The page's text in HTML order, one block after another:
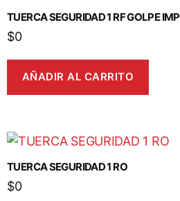
TUERCA SEGURIDAD 1 RF GOLPE IMP
$0
AÑADIR AL CARRITO
TUERCA SEGURIDAD 1 RO
$0